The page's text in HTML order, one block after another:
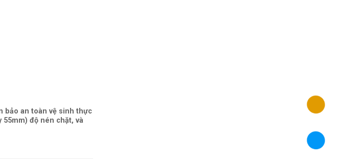
bảo an toàn vệ sinh thực
55mm) độ nén chặt, và